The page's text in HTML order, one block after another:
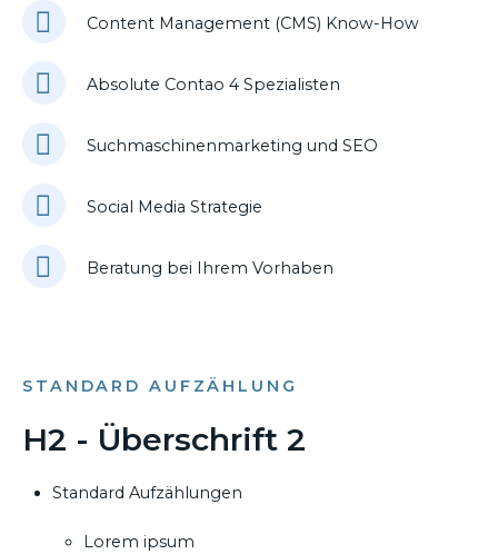
Content Management (CMS) Know-How
Absolute Contao 4 Spezialisten
Suchmaschinenmarketing und SEO
Social Media Strategie
Beratung bei Ihrem Vorhaben
STANDARD AUFZÄHLUNG
H2 - Überschrift 2
Standard Aufzählungen
Lorem ipsum